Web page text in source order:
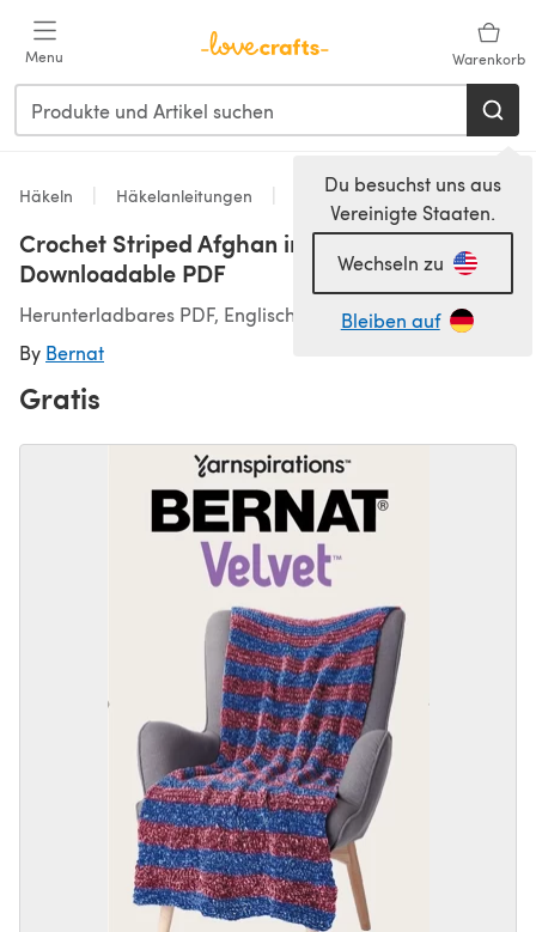
Menu Warenkorb
Du besuchst uns aus
Vereinigte Staaten.
Wechseln zu
Bleiben auf
Häkeln Häkelanleitungen Decken
Crochet Striped Afghan in Bernat Velvet -
Downloadable PDF
Herunterladbares PDF, Englisch
By Bernat
Gratis